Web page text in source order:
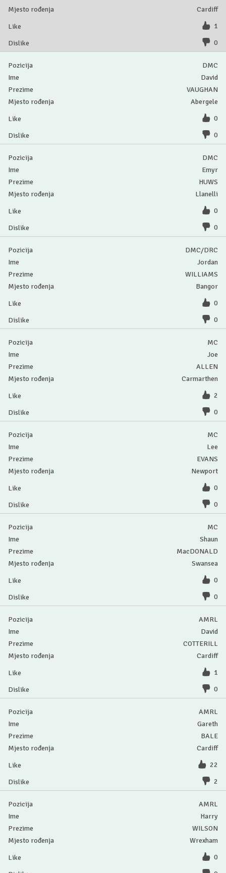
Cardiff
1
0
DMC
David
VAUGHAN
Abergele
0
0
DMC
Emyr
HUWS
Llanelli
0
0
DMC/DRC
Jordan
WILLIAMS
Bangor
0
0
MC
Joe
ALLEN
Carmarthen
2
0
MC
Lee
EVANS
Newport
0
0
MC
Shaun
MacDONALD
Swansea
0
0
AMRL
David
COTTERILL
Cardiff
1
0
AMRL
Gareth
BALE
Cardiff
22
2
AMRL
Harry
WILSON
Wrexham
0